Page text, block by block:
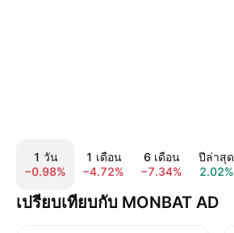
1 วัน
−0.98%
1 เดือน
−4.72%
6 เดือน
−7.34%
ปีล่าสุด
2.02%
เปรียบเทียบกับ MONBAT AD